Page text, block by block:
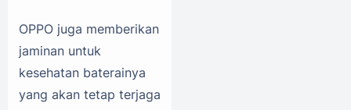
OPPO juga memberikan
jaminan untuk
kesehatan baterainya
yang akan tetap terjaga